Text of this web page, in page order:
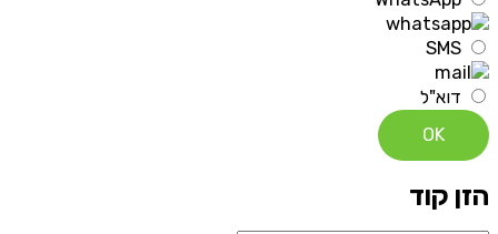
SMS
דוא"ל
OK
הזן קוד